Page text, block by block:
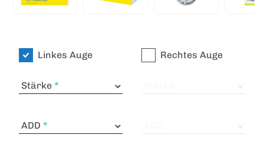
Linkes Auge
Stärke
ADD
Rechtes Auge